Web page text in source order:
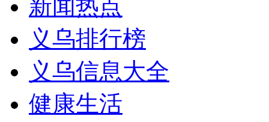
新闻热点
义乌排行榜
义乌信息大全
健康生活